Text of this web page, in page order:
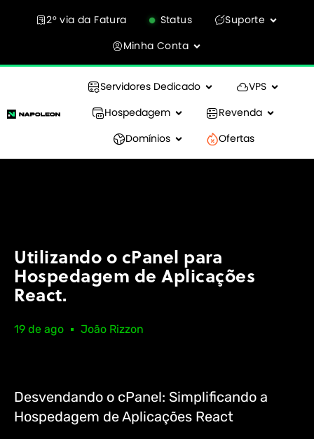
2° via da Fatura Status
Suporte
Minha Conta
Servidores Dedicado
VPS
Hospedagem
Revenda
Domínios
Ofertas
Utilizando o cPanel para
Hospedagem de Aplicações
React.
19 de ago João Rizzon
Desvendando o cPanel: Simplificando a
Hospedagem de Aplicações React